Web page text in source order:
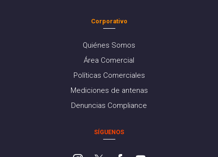
Corporativo
Quiénes Somos
Área Comercial
Políticas Comerciales
Mediciones de antenas
Denuncias Compliance
SÍGUENOS